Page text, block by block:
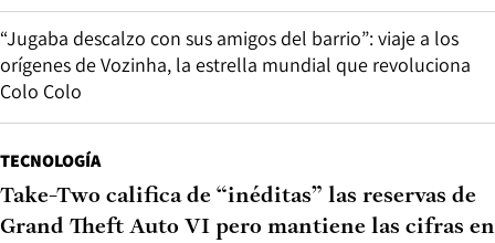
“Jugaba descalzo con sus amigos del barrio”: viaje a los
orígenes de Vozinha, la estrella mundial que revoluciona
Colo Colo
TECNOLOGÍA
Take-Two califica de “inéditas” las reservas de
Grand Theft Auto VI pero mantiene las cifras en